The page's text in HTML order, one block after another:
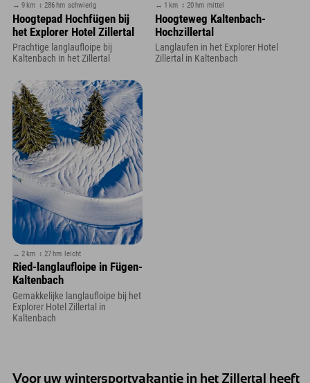
↔ 9 km ↕ 286 hm schwierig
Hoogtepad Hochfügen bij
het Explorer Hotel Zillertal
Prachtige langlaufloipe bij
Kaltenbach in het Zillertal
↔ 1 km ↕ 20 hm mittel
Hoogteweg Kaltenbach-
Hochzillertal
Langlaufen in het Explorer Hotel
Zillertal in Kaltenbach
↔ 2 km ↕ 27 hm leicht
Ried-langlaufloipe in Fügen-
Kaltenbach
Gemakkelijke langlaufloipe bij het
Explorer Hotel Zillertal in
Kaltenbach
Voor uw wintersportvakantie in het Zillertal heeft